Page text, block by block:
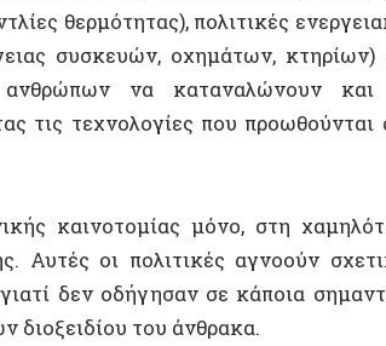
μόνο, στη χαμηλότερη
οι πολιτικές αγνοούν σχετικές
οδήγησαν σε κάποια σημαντική
του άνθρακα.
περισσότερους πόρους και που,
[1] [2] Παρομοίως,οι
εξάρτησης από άνθρακα της
ενεργειακή ζήτηση αυξάνεται